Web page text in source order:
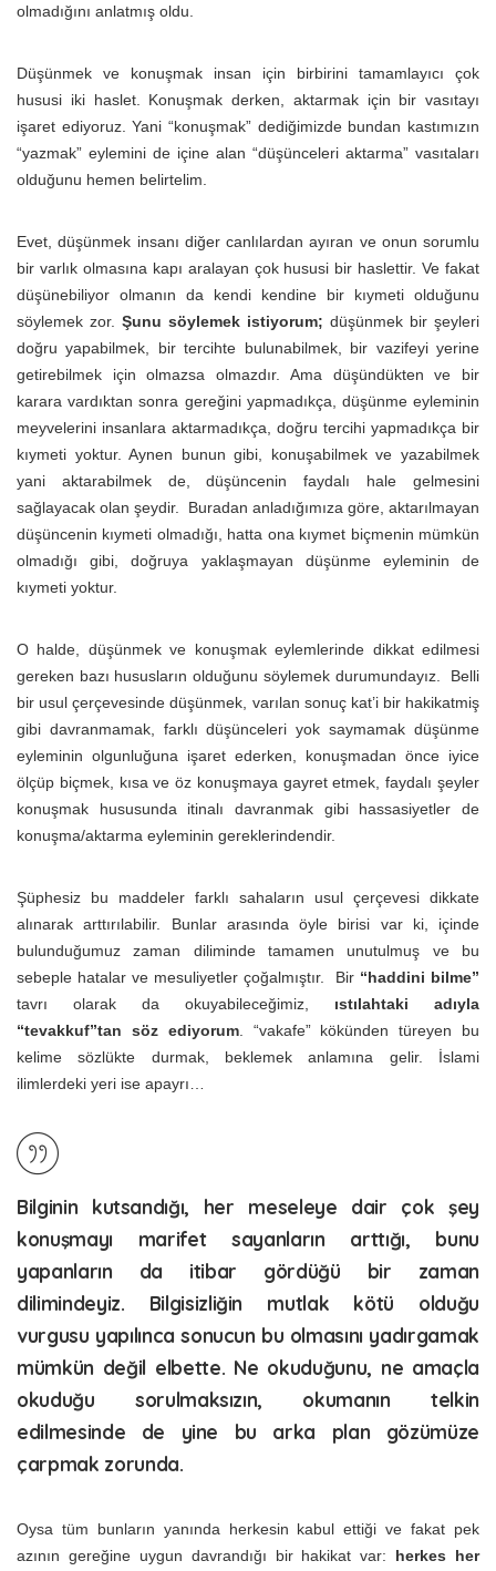
olmadığını anlatmış oldu.
Düşünmek ve konuşmak insan için birbirini tamamlayıcı çok
hususi iki haslet. Konuşmak derken, aktarmak için bir vasıtayı
işaret ediyoruz. Yani “konuşmak” dediğimizde bundan kastımızın
“yazmak” eylemini de içine alan “düşünceleri aktarma” vasıtaları
olduğunu hemen belirtelim.
Evet, düşünmek insanı diğer canlılardan ayıran ve onun sorumlu
bir varlık olmasına kapı aralayan çok hususi bir haslettir. Ve fakat
düşünebiliyor olmanın da kendi kendine bir kıymeti olduğunu
söylemek zor. Şunu söylemek istiyorum; düşünmek bir şeyleri
doğru yapabilmek, bir tercihte bulunabilmek, bir vazifeyi yerine
getirebilmek için olmazsa olmazdır. Ama düşündükten ve bir
karara vardıktan sonra gereğini yapmadıkça, düşünme eyleminin
meyvelerini insanlara aktarmadıkça, doğru tercihi yapmadıkça bir
kıymeti yoktur. Aynen bunun gibi, konuşabilmek ve yazabilmek
yani aktarabilmek de, düşüncenin faydalı hale gelmesini
sağlayacak olan şeydir. Buradan anladığımıza göre, aktarılmayan
düşüncenin kıymeti olmadığı, hatta ona kıymet biçmenin mümkün
olmadığı gibi, doğruya yaklaşmayan düşünme eyleminin de
kıymeti yoktur.
O halde, düşünmek ve konuşmak eylemlerinde dikkat edilmesi
gereken bazı hususların olduğunu söylemek durumundayız. Belli
bir usul çerçevesinde düşünmek, varılan sonuç kat’i bir hakikatmiş
gibi davranmamak, farklı düşünceleri yok saymamak düşünme
eyleminin olgunluğuna işaret ederken, konuşmadan önce iyice
ölçüp biçmek, kısa ve öz konuşmaya gayret etmek, faydalı şeyler
konuşmak hususunda itinalı davranmak gibi hassasiyetler de
konuşma/aktarma eyleminin gereklerindendir.
Şüphesiz bu maddeler farklı sahaların usul çerçevesi dikkate
alınarak arttırılabilir. Bunlar arasında öyle birisi var ki, içinde
bulunduğumuz zaman diliminde tamamen unutulmuş ve bu
sebeple hatalar ve mesuliyetler çoğalmıştır. Bir “haddini bilme”
tavrı olarak da okuyabileceğimiz, ıstılahtaki adıyla
“tevakkuf”tan söz ediyorum. “vakafe” kökünden türeyen bu
kelime sözlükte durmak, beklemek anlamına gelir. İslami
ilimlerdeki yeri ise apayrı…
Bilginin kutsandığı, her meseleye dair çok şey
konuşmayı marifet sayanların arttığı, bunu
yapanların da itibar gördüğü bir zaman
dilimindeyiz. Bilgisizliğin mutlak kötü olduğu
vurgusu yapılınca sonucun bu olmasını yadırgamak
mümkün değil elbette. Ne okuduğunu, ne amaçla
okuduğu sorulmaksızın, okumanın telkin
edilmesinde de yine bu arka plan gözümüze
çarpmak zorunda.
Oysa tüm bunların yanında herkesin kabul ettiği ve fakat pek
azının gereğine uygun davrandığı bir hakikat var: herkes her